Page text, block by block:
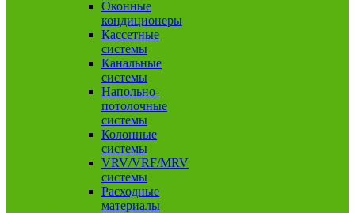
Оконные
кондиционеры
Кассетные
системы
Канальные
системы
Напольно-
потолочные
системы
Колонные
системы
VRV/VRF/MRV
системы
Расходные
материалы